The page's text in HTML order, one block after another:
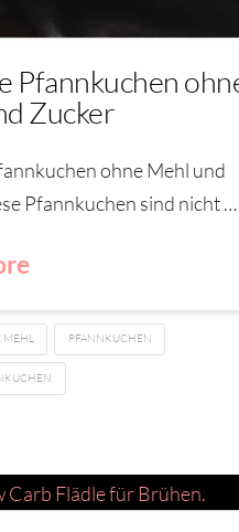
Pfannkuchen
Zucker
ohne Mehl und
Pfannkuchen sind nicht …
MEHL PFANNKUCHEN